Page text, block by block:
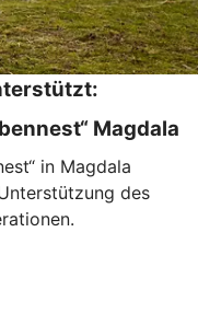
Magdala
in Magdala
des